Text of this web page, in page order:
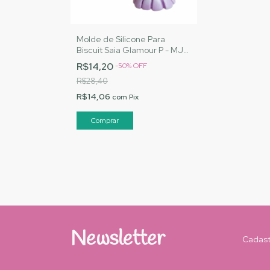
Molde de Silicone Para
Biscuit Saia Glamour P - MJ
Artesanatos |Cód. 1542
R$14,20-50%OFF
R$28,40
R$14,06 com Pix
Newsletter